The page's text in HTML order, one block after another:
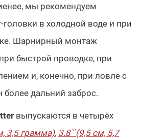
мы рекомендуем
головки в холодной воде и при
Шарнирный монтаж
быстрой проводке, при
и, конечно, при ловле с
более дальний заброс.
выпускаются в четырёх
3,5 грамма), 3.8``(9,5 см, 5,7